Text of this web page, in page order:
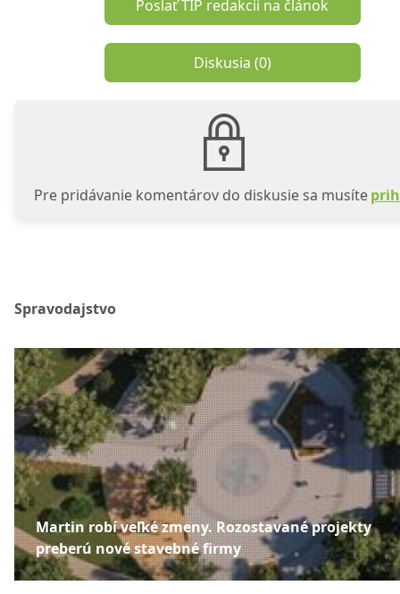
Poslať TIP redakcii na článok
Diskusia (0)
Pre pridávanie komentárov do diskusie sa musíte
Spravodajstvo
Martin robí veľké zmeny. Rozostavané projekty
preberú nové stavebné firmy